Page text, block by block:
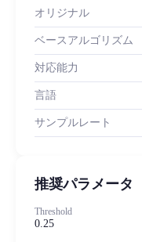
オリジナル
ベースアルゴリズム
対応能力
言語
サンプルレート
推奨パラメータ
Threshold
0.25